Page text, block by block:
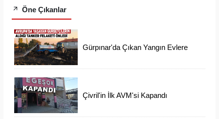
Öne Çıkanlar
Gürpınar'da Çıkan Yangın Evlere
Çivril'in İlk AVM'si Kapandı